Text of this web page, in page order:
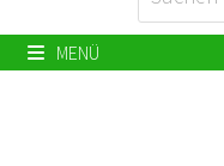
nach:
MENÜ